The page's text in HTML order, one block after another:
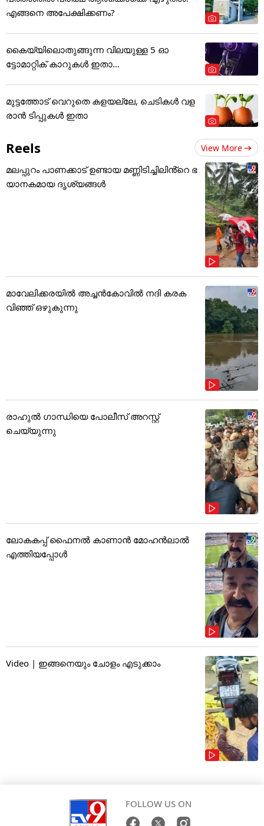
എങ്ങനെ അപേക്ഷിക്കണം?
കൈയ്യിലൊതുങ്ങുന്ന വിലയുള്ള 5 ഓ
ട്ടോമാറ്റിക് കാറുകൾ ഇതാ...
മുട്ടത്തോട് വെറുതെ കളയല്ലേ, ചെടികൾ വള
രാൻ ടിപ്പുകൾ ഇതാ
Reels View More
മലപ്പുറം പാണക്കാട് ഉണ്ടായ മണ്ണിടിച്ചിലിൻ്റെ ഭ
യാനകമായ ദൃശ്യങ്ങൾ
മാവേലിക്കരയിൽ അച്ചൻകോവിൽ നദി കരക
വിഞ്ഞ് ഒഴുകുന്നു
രാഹുൽ ഗാന്ധിയെ പോലീസ് അറസ്റ്റ്
ചെയ്യുന്നു
ലോകകപ്പ് ഫൈനൽ കാണാൻ മോഹൻലാൽ
എത്തിയപ്പോൾ
Video | ഇങ്ങനെയും ചോളം എടുക്കാം
FOLLOW US ON